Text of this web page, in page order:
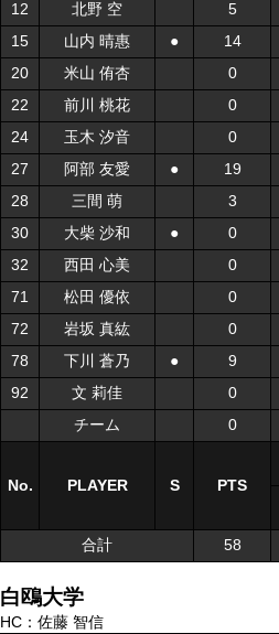
12
北野 空
15
山内 晴惠
●
20
米山 侑杏
22
前川 桃花
24
玉木 汐音
27
阿部 友愛
●
28
三間 萌
30
大柴 沙和
●
32
西田 心美
71
松田 優依
72
岩坂 真紘
78
下川 蒼乃
●
92
文 莉佳
チーム
No. PLAYER S
合計
12
北野 空 5
15
山内 晴惠 ● 14
20
米山 侑杏 0
22
前川 桃花 0
24
玉木 汐音 0
27
阿部 友愛 ● 19
28
三間 萌 3
30
大柴 沙和 ● 0
32
西田 心美 0
71
松田 優依 0
72
岩坂 真紘 0
78
下川 蒼乃 ● 9
92
文 莉佳 0
チーム
0
No. PLAYER S PTS
合計 58
白鴎大学
HC：佐藤 智信